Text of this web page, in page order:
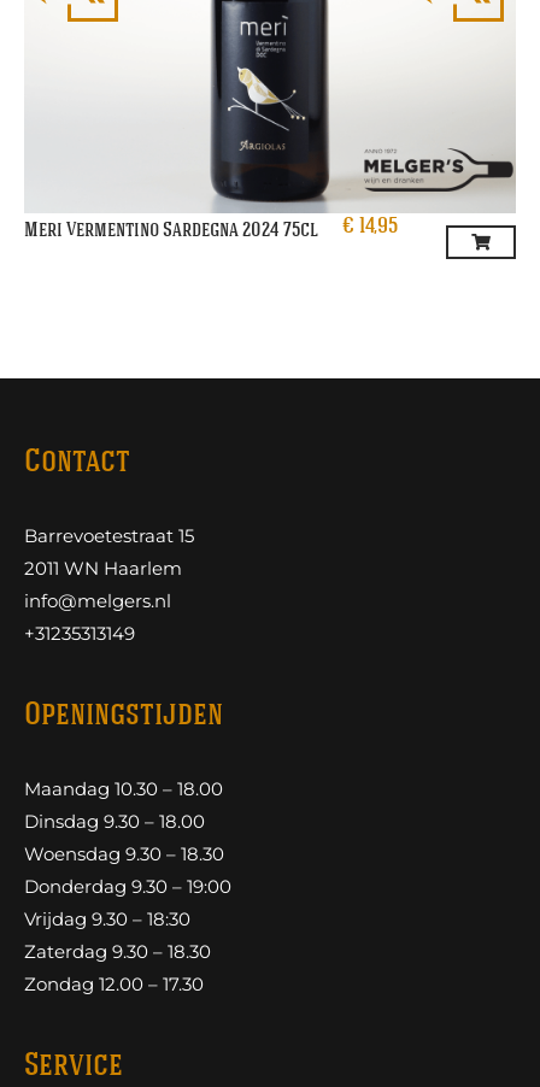
Meri Vermentino Sardegna 2024 75cl € 14,95
Contact
Barrevoetestraat 15
2011 WN Haarlem
info@melgers.nl
+31235313149
Openingstijden
Maandag 10.30 – 18.00
Dinsdag 9.30 – 18.00
Woensdag 9.30 – 18.30
Donderdag 9.30 – 19:00
Vrijdag 9.30 – 18:30
Zaterdag 9.30 – 18.30
Zondag 12.00 – 17.30
Service